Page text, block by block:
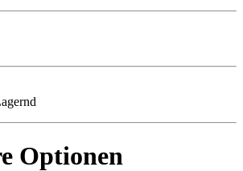
Optionen